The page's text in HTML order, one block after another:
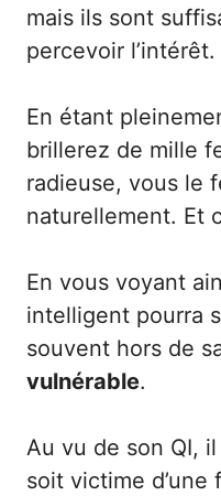
mais ils sont
percevoir l’intérêt.
En étant
brillerez de mille
radieuse, vous le
naturellement. Et
En vous voyant
intelligent pourra
souvent hors de
vulnérable.
Au vu de son QI,
soit victime